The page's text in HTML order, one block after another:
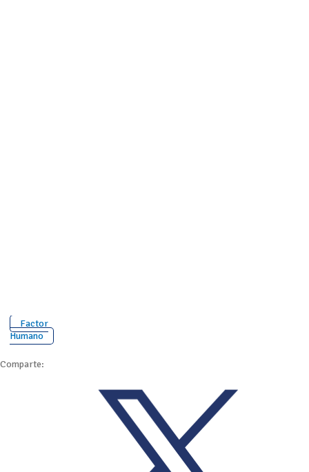
Factor
Humano
Comparte: